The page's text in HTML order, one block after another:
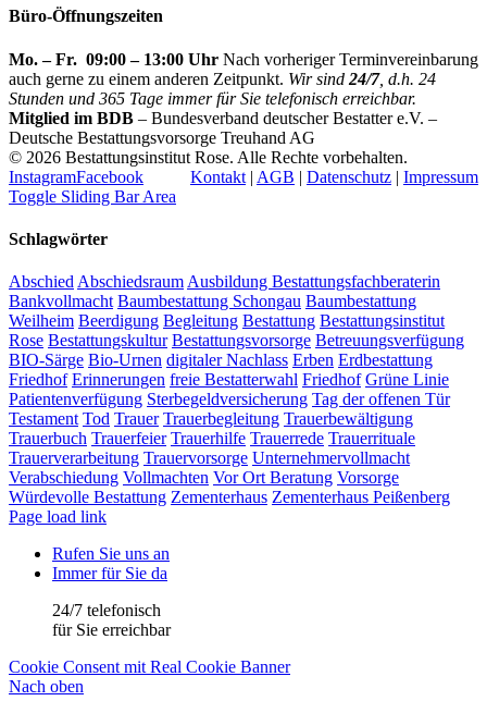
Büro-Öffnungszeiten
Mo. – Fr. 09:00 – 13:00 Uhr Nach vorheriger Terminvereinbarung
auch gerne zu einem anderen Zeitpunkt. Wir sind 24/7, d.h. 24
Stunden und 365 Tage immer für Sie telefonisch erreichbar.
Mitglied im BDB – Bundesverband deutscher Bestatter e.V. –
Deutsche Bestattungsvorsorge Treuhand AG
© 2026 Bestattungsinstitut Rose. Alle Rechte vorbehalten.
Kontakt | AGB | Datenschutz | Impressum
InstagramFacebook
Toggle Sliding Bar Area
Schlagwörter
Abschied Abschiedsraum Ausbildung Bestattungsfachberaterin
Bankvollmacht Baumbestattung Schongau Baumbestattung
Weilheim Beerdigung Begleitung Bestattung Bestattungsinstitut
Rose Bestattungskultur Bestattungsvorsorge Betreuungsverfügung
BIO-Särge Bio-Urnen digitaler Nachlass Erben Erdbestattung
Friedhof Erinnerungen freie Bestatterwahl Friedhof Grüne Linie
Patientenverfügung Sterbegeldversicherung Tag der offenen Tür
Testament Tod Trauer Trauerbegleitung Trauerbewältigung
Trauerbuch Trauerfeier Trauerhilfe Trauerrede Trauerrituale
Trauerverarbeitung Trauervorsorge Unternehmervollmacht
Verabschiedung Vollmachten Vor Ort Beratung Vorsorge
Würdevolle Bestattung Zementerhaus Zementerhaus Peißenberg
Page load link
Rufen Sie uns an
Immer für Sie da
24/7 telefonisch
für Sie erreichbar
Cookie Consent mit Real Cookie Banner
Nach oben